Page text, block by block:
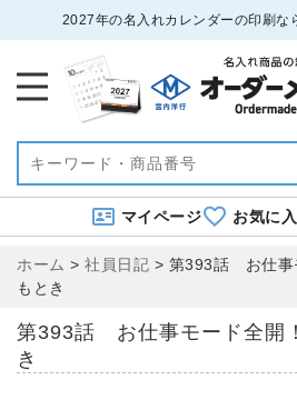
2027年の名入れカレンダーの印刷な
マイページ お気に入
ホーム > 社員日記 > 第393話 お仕
もとき
第393話 お仕事モード全
き